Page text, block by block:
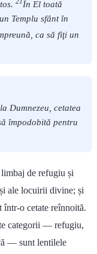
În El toată
Templu sfânt în
ca să fiţi un
Dumnezeu, cetatea
împodobită pentru
de refugiu și
ale locuirii divine; și
într-o cetate reînnoită.
categorii — refugiu,
— sunt lentilele